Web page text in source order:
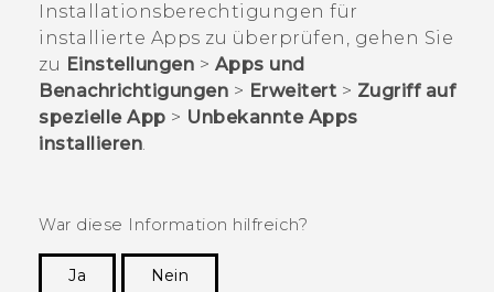
Installationsberechtigungen für
installierte Apps zu überprüfen, gehen Sie
zu Einstellungen > Apps und
Benachrichtigungen > Erweitert > Zugriff auf
spezielle App > Unbekannte Apps
installieren.
War diese Information hilfreich?
Ja
Nein